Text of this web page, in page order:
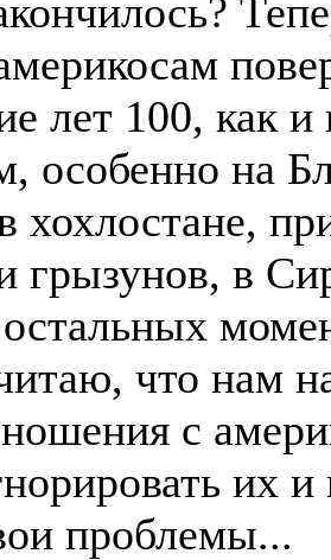
лет 100, как и
особенно на
хохлостане,
грызунов, в
что нам
с
их
проблемы...